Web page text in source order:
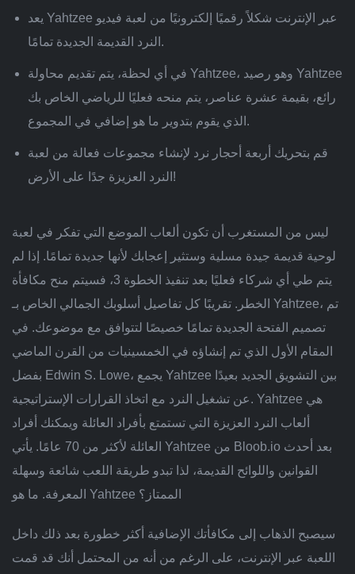
يعد Yahtzee عبر الإنترنت شكلاً رقميًا إلكترونيًا من لعبة فيديو
النرد القديمة الجديدة تمامًا.
في أي لحظة، يتم تقديم محاولة Yahtzee، وهو رصيد Yahtzee
رائع، بقيمة عشرة عناصر، يتم منحه فعليًا للرياضي الخاص بك
الذي يقوم بتدوير ما هو إضافي في المجموع.
قم بتحريك أربعة أحجار نرد لإنشاء مجموعات فعالة من لعبة
النرد العزيزة جدًا على الأرض!
ليس من المستغرب أن تكون ألعاب الموضع التي تفكر في لعبة
لوحية قديمة جيدة مسلية وستثير إعجابك لأنها جديدة تمامًا. إذا لم
يتم طي أي شركاء فعليًا بعد تنفيذ الخطوة 3، فسيتم منح مكافأة
الخطر. تقريبًا كل تفاصيل أسلوبك الجمالي الخاص بـ Yahtzee، تم
تصميم الفتحة الجديدة تمامًا خصيصًا لتتوافق مع موضوعك. في
المقام الأول الذي تم إنشاؤه في الخمسينيات من القرن الماضي
بفضل Edwin S. Lowe، يجمع Yahtzee بين التشويق الجديد بعيدًا
عن تشغيل النرد مع اتخاذ القرارات الإستراتيجية. Yahtzee هي
ألعاب النرد العزيزة التي تستمتع بأفراد العائلة ويمكنك أفراد
العائلة لأكثر من 70 عامًا. يأتي Yahtzee من Bloob.io بعد أحدث
القوانين واللوائح القديمة، لذا تبدو طريقة اللعب شائعة وسهلة
المعرفة. ما هو Yahtzee الممتاز؟
سيصبح الذهاب إلى مكافأتك الإضافية أكثر خطورة بعد ذلك داخل
اللعبة عبر الإنترنت، على الرغم من أنه من المحتمل أنك قد قمت